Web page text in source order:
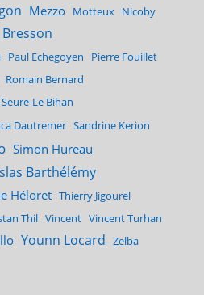
Mezzo Motteux Nicoby
Bresson
Paul Echegoyen
Pierre Fouillet
Romain Bernard
Le Bihan
Dautremer Sandrine Kerion
Simon Hureau
Barthélémy
Héloret Thierry Jigourel
Thil Vincent Vincent Turhan
Younn Locard Zelba